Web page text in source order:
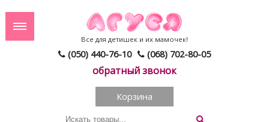
(050) 440-76-10 (068) 702-80-05
обратный звонок
Все для детишек и их мамочек!
Корзина